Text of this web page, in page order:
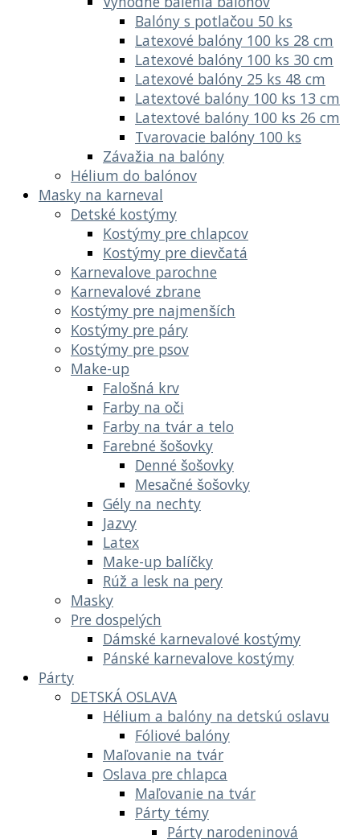
Balóny s potlačou 50 ks
Latexové balóny 100 ks 28 cm
Latexové balóny 100 ks 30 cm
Latexové balóny 25 ks 48 cm
Latextové balóny 100 ks 13 cm
Latextové balóny 100 ks 26 cm
Tvarovacie balóny 100 ks
Závažia na balóny
Hélium do balónov
Masky na karneval
Detské kostýmy
Kostýmy pre chlapcov
Kostýmy pre dievčatá
Karnevalove parochne
Karnevalové zbrane
Kostýmy pre najmenších
Kostýmy pre páry
Kostýmy pre psov
Make-up
Falošná krv
Farby na oči
Farby na tvár a telo
Farebné šošovky
Denné šošovky
Mesačné šošovky
Gély na nechty
Jazvy
Latex
Make-up balíčky
Rúž a lesk na pery
Masky
Pre dospelých
Dámské karnevalové kostýmy
Pánské karnevalove kostýmy
Párty
DETSKÁ OSLAVA
Hélium a balóny na detskú oslavu
Fóliové balóny
Maľovanie na tvár
Oslava pre chlapca
Maľovanie na tvár
Párty témy
Párty narodeninová